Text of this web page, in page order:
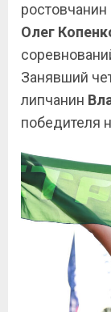
ростовчанин
Олег
Занявший
липчанин
победителя